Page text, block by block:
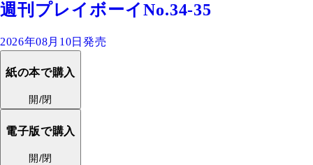
週刊プレイボーイNo.34-35
2026年08月10日発売
紙の本で購入
開/閉
電子版で購入
開/閉